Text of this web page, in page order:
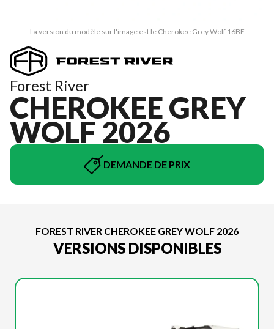
La version du modèle sur l'image est le Cherokee Grey Wolf 16BF
Forest River
CHEROKEE GREY
WOLF 2026
DEMANDE DE PRIX
FOREST RIVER CHEROKEE GREY WOLF 2026
VERSIONS DISPONIBLES